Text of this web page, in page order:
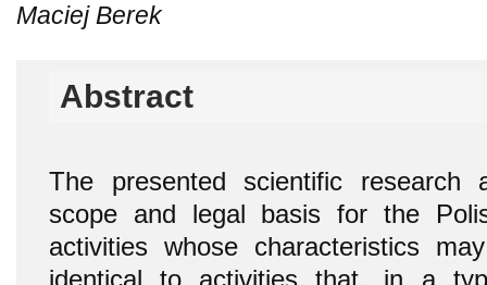
Maciej Berek
Abstract
The presented scientific research
scope and legal basis for the
activities whose characteristics
identical to activities that, in a